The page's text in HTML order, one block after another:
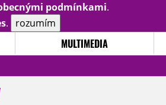
podmínkami.
. rozumím
MULTIMEDIA